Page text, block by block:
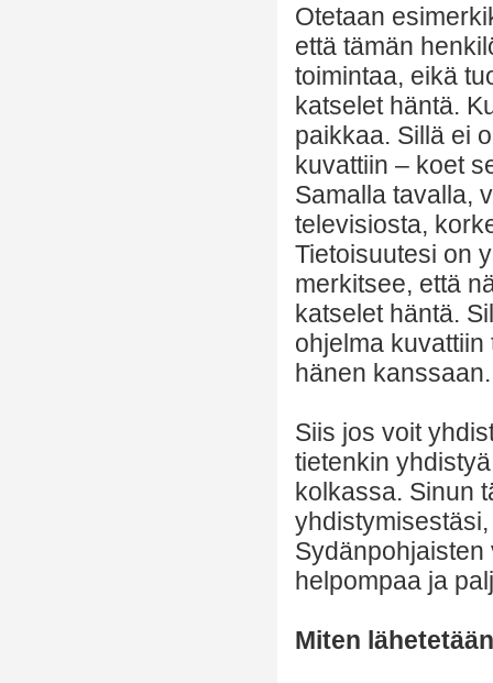
Otetaan
että tämän
toimintaa, eikä
katselet häntä.
paikkaa. Sillä ei
kuvattiin – koet
Samalla tavalla,
televisiosta,
Tietoisuutesi on
merkitsee, että
katselet häntä.
ohjelma
hänen kanssaan.
Siis jos voit
tietenkin
kolkassa. Sinun
helpompaa ja
Miten